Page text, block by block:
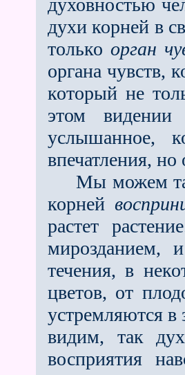
духовностью
духи корней в
только орган
органа чувств,
который не
этом
услышанное,
впечатления,
Мы можем
корней
растет
мирозданием,
течения, в
цветов, от
устремляются в
видим, так
восприятия